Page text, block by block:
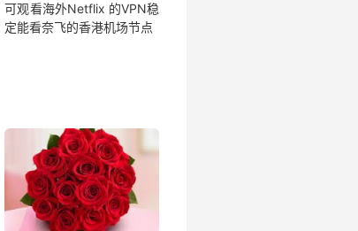
可观看海外Netflix 的VPN稳
定能看奈飞的香港机场节点